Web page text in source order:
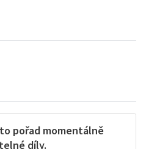
pořad momentálně
díly.